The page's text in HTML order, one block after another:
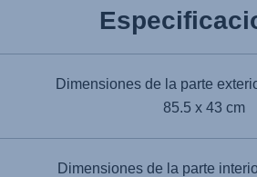
Dimensiones de la parte
85.5 x 43 cm
Dimensiones de la parte